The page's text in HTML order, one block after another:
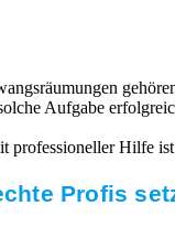
Aufgabe
Hilfe
Profis